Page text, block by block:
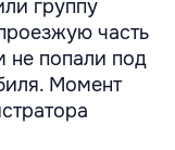
группу
часть
не попали под
Момент